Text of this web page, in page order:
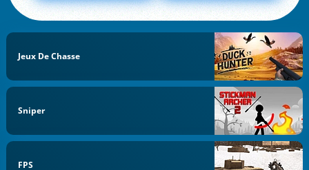
Jeux De Chasse
Sniper
FPS